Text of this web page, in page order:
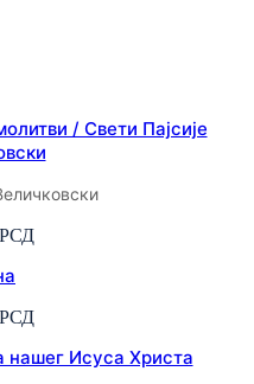
/ Свети Пајсије
РСД
РСД
нашег Исуса Христа